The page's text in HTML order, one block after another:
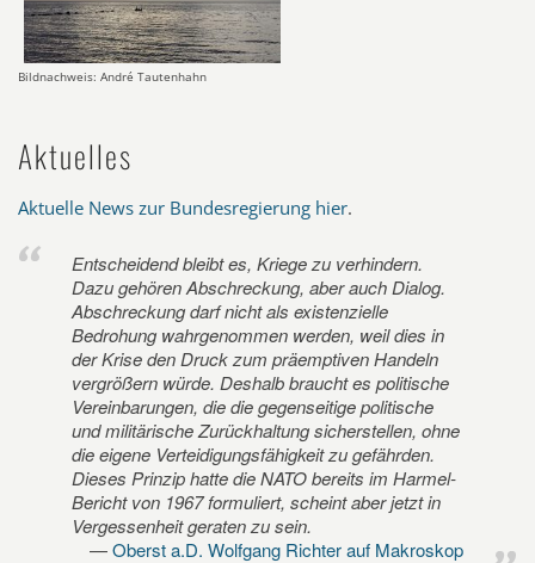
Bildnachweis: André Tautenhahn
Aktuelles
Aktuelle News zur Bundesregierung hier.
Entscheidend bleibt es, Kriege zu verhindern.
Dazu gehören Abschreckung, aber auch Dialog.
Abschreckung darf nicht als existenzielle
Bedrohung wahrgenommen werden, weil dies in
der Krise den Druck zum präemptiven Handeln
vergrößern würde. Deshalb braucht es politische
Vereinbarungen, die die gegenseitige politische
und militärische Zurückhaltung sicherstellen, ohne
die eigene Verteidigungsfähigkeit zu gefährden.
Dieses Prinzip hatte die NATO bereits im Harmel-
Bericht von 1967 formuliert, scheint aber jetzt in
Vergessenheit geraten zu sein.
Oberst a.D. Wolfgang Richter auf Makroskop